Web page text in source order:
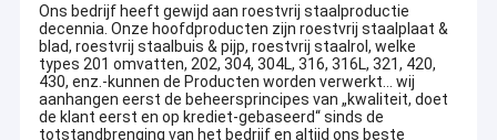
Ons bedrijf heeft gewijd aan roestvrij staalproductie
decennia. Onze hoofdproducten zijn roestvrij staalplaat &
blad, roestvrij staalbuis & pijp, roestvrij staalrol, welke
types 201 omvatten, 202, 304, 304L, 316, 316L, 321, 420,
430, enz.-kunnen de Producten worden verwerkt… wij
aanhangen eerst de beheersprincipes van „kwaliteit, doet
de klant eerst en op krediet-gebaseerd“ sinds de
totstandbrenging van het bedrijf en altijd ons beste